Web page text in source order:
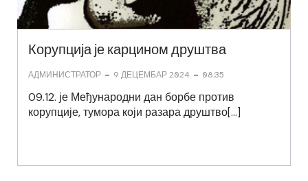
Корупција је карцином друштва
АДМИНИСТРАТОР - 9 ДЕЦЕМБАР 2024 - 08:35
09.12. је Међународни дан борбе против
корупције, тумора који разара друштво[…]